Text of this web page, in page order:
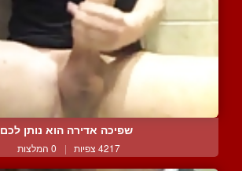
שפיכה אדירה הוא נותן לכם
4217 צפיות | 0 המלצות